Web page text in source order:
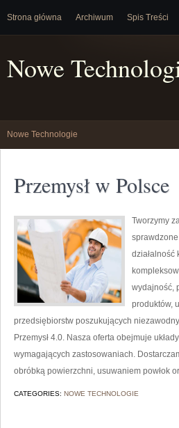
Strona główna Archiwum Spis Treści
Nowe
Nowe Technologie
Przemysł w Polsce
Tworzymy
działalność
wydajność,
produktów,
przedsiębiorstw poszukujących
Przemysł 4.0. Nasza oferta obejmuje
wymagających zastosowaniach.
obróbką powierzchni, usuwaniem powłok
CATEGORIES: NOWE TECHNOLOGIE